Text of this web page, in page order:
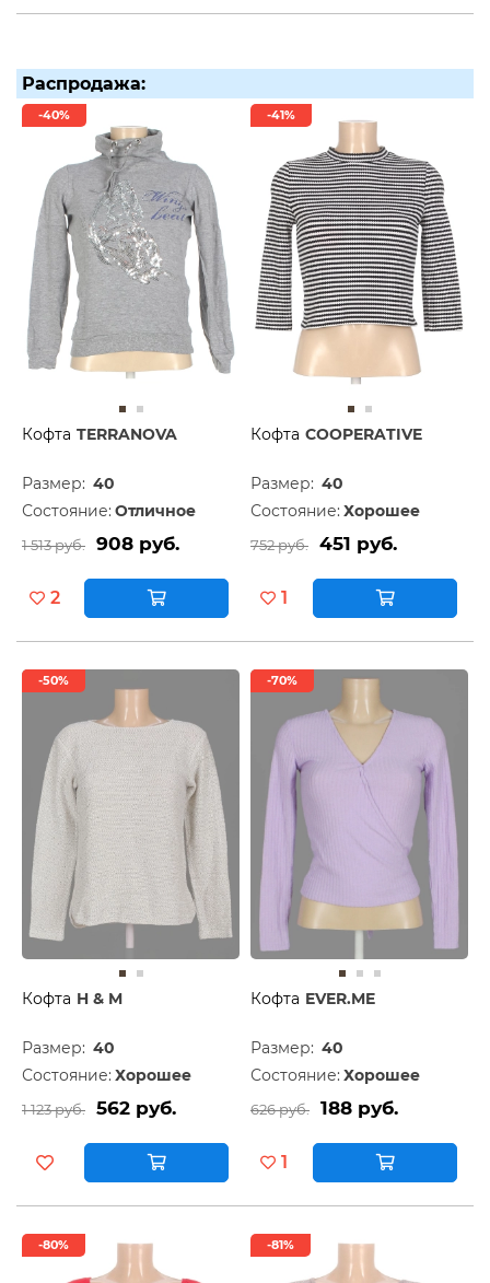
Распродажа:
-40%
Кофта TERRANOVA
Размер: 40
Состояние: Отличное
1 513 руб. 908 руб.
2
-41%
Кофта COOPERATIVE
Размер: 40
Состояние: Хорошее
752 руб. 451 руб.
1
-50%
Кофта H & M
Размер: 40
Состояние: Хорошее
1 123 руб. 562 руб.
-70%
Кофта EVER.ME
Размер: 40
Состояние: Хорошее
626 руб. 188 руб.
1
-80% -81%